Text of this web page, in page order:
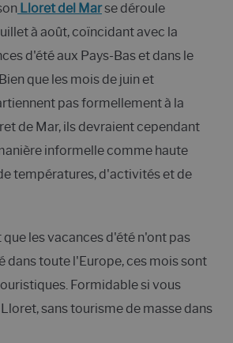
Lloret del Marse déroule
à août, coïncidant avec la
d'été aux Pays-Bas et dans le
que les mois de juin et
pas formellement à la
de Mar, ils devraient cependant
informelle comme haute
températures, d'activités et de
les vacances d'été n'ont pas
dans toute l'Europe, ces mois sont
Formidable si vous
sans tourisme de masse dans